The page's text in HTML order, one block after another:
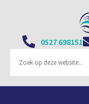
0527 698151